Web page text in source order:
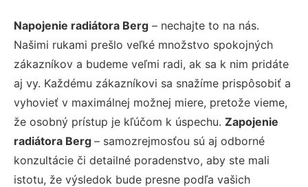
Napojenie radiátora Berg – nechajte to na nás.
Našimi rukami prešlo veľké množstvo spokojných
zákazníkov a budeme veľmi radi, ak sa k nim pridáte
aj vy. Každému zákazníkovi sa snažíme prispôsobiť a
vyhovieť v maximálnej možnej miere, pretože vieme,
že osobný prístup je kľúčom k úspechu. Zapojenie
radiátora Berg – samozrejmosťou sú aj odborné
konzultácie či detailné poradenstvo, aby ste mali
istotu, že výsledok bude presne podľa vašich